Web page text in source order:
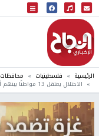
البث المباشر
إذاعة النجاح
الرئيسية فلسطينيات محافظات
الاحتلال يعتقل 13 مواطنًا بينهم أسرى محررون في محافظة طولكرم